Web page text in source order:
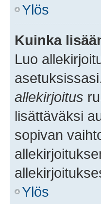
Ylös
Kuinka
Luo
allekirjoitus
lisättäväksi
sopivan
Ylös